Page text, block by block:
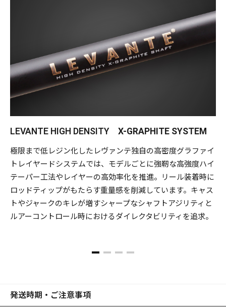
長年に渡る過酷なUSツアーの歴戦からフィードバックしたハ
イ・バランシングメソッドや、メガバスブランクスならでは
の極限まで贅肉をそぎ落として高い強度を発揮する高効率レ
イヤー工法に加え、さらなる超低レジン化に踏み込んだ「高
密度X-グラファイト」システムは、オロチX10やデストロイ
ヤーに迫る、アングラーがルアーと直結しているかのような
リール装着時の操作中にもたらす、ロッドブランクスの重量
感を希薄化してルアーの存在感を明確に浮かび上がらせる独
自のバランシングは、アングラーとルアーをリニアに繋ぐ
「ダイレクタビリティ」に貢献。長期間に及ぶ競技参戦に向
けて、リールシートをはじめ、グリッピングパーツ、ハンド
ルフォームなど、各モデルが推進するメソッドに徹底フィッ
感を徹底軽減化、勝利へと導く痛快なゲームを約束するため
目指したのは、「最初の1本が、いきなりハイスペック」で
LEVANTE HIGH DENSITY X-GRAPHITE SYSTEM
極限まで低レジン化したレヴァンテ独自の高密度グラファイ
トレイヤードシステムでは、モデルごとに強靭な高強度ハイ
テーパー工法やレイヤーの高効率化を推進。リール装着時に
ロッドティップがもたらす重量感を削減しています。キャス
トやジャークのキレが増すシャープなシャフトアジリティと
ルアーコントロール時におけるダイレクタビリティを追求。
発送時期・ご注意事項